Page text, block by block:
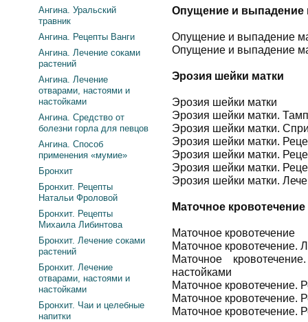
Опущение и выпадение
Опущение и выпадение
Опущение и выпадение
Эрозия шейки матки
Эрозия шейки матки
Эрозия шейки матки.
Эрозия шейки матки.
Эрозия шейки матки.
Эрозия шейки матки.
Эрозия шейки матки.
Эрозия шейки матки.
Маточное кровотечение
Маточное кровотечение
Маточное кровотечение.
Маточное
настойками
Маточное кровотечение.
Маточное кровотечение.
Маточное кровотечение.
Ангина. Уральский
травник
Ангина. Рецепты Ванги
Ангина. Лечение соками
растений
Ангина. Лечение
отварами, настоями и
настойками
Ангина. Средство от
болезни горла для певцов
Ангина. Способ
применения «мумие»
Бронхит
Бронхит. Рецепты
Натальи Фроловой
Бронхит. Рецепты
Михаила Либинтова
Бронхит. Лечение соками
растений
Бронхит. Лечение
отварами, настоями и
настойками
Бронхит. Чаи и целебные
напитки